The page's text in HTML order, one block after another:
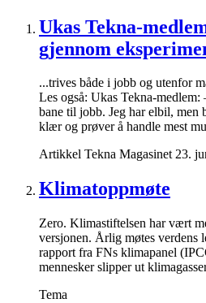
Ukas Tekna-
gjennom
...trives både i jobb og utenfor
Les også: Ukas Tekna-
bane til jobb. Jeg har elbil, men
klær og prøver å handle mest
Artikkel Tekna Magasinet 23.
Klimatoppmøte
Zero. Klimastiftelsen har vært
versjonen. Årlig møtes verdens
rapport fra FNs klimapanel
mennesker slipper ut
Tema